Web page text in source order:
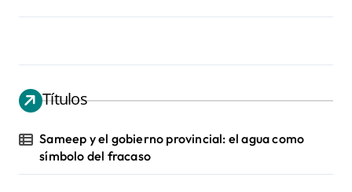
Títulos
Sameep y el gobierno provincial: el agua como
símbolo del fracaso